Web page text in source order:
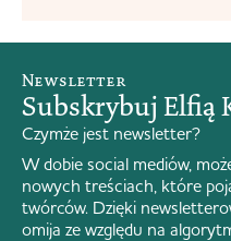
Newsletter
Subskrybuj Elfią
Czymże jest newsletter?
W dobie social mediów,
nowych treściach, które
twórców. Dzięki
omija ze względu na